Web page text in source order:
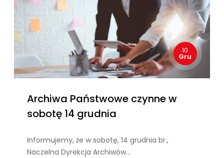
10
Gru
Archiwa Państwowe czynne w
sobotę 14 grudnia
Informujemy, że w sobotę, 14 grudnia br.,
Naczelna Dyrekcja Archiwów…